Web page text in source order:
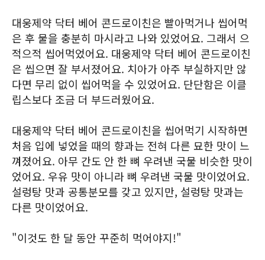
대웅제약 닥터 베어 콘드로이친은 빨아먹거나 씹어먹
은 후 물을 충분히 마시라고 나와 있었어요. 그래서 으
적으적 씹어먹었어요. 대웅제약 닥터 베어 콘드로이친
은 씹으면 잘 부서졌어요. 치아가 아주 부실하지만 않
다면 무리 없이 씹어먹을 수 있었어요. 단단함은 이클
립스보다 조금 더 부드러웠어요.
대웅제약 닥터 베어 콘드로이친을 씹어먹기 시작하면
처음 입에 넣었을 때의 향과는 전혀 다른 묘한 맛이 느
껴졌어요. 아무 간도 안 한 뼈 우려낸 국물 비슷한 맛이
었어요. 우유 맛이 아니라 뼈 우려낸 국물 맛이었어요.
설렁탕 맛과 공통분모를 갖고 있지만, 설렁탕 맛과는
다른 맛이었어요.
"이것도 한 달 동안 꾸준히 먹어야지!"